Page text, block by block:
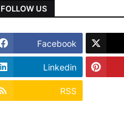
FOLLOW US
Facebook
Linkedin
RSS